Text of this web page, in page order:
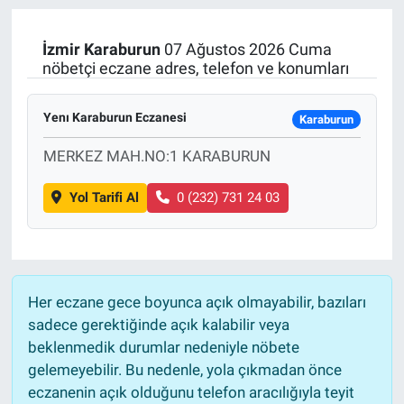
İzmir Karaburun07 Ağustos 2026 Cuma
nöbetçi eczane adres, telefon ve konumları
Yenı Karaburun Eczanesi Karaburun
MERKEZ MAH.NO:1 KARABURUN
Yol Tarifi Al 0 (232) 731 24 03
Her eczane gece boyunca açık olmayabilir, bazıları
sadece gerektiğinde açık kalabilir veya
beklenmedik durumlar nedeniyle nöbete
gelemeyebilir. Bu nedenle, yola çıkmadan önce
eczanenin açık olduğunu telefon aracılığıyla teyit
Resmi İlanlar
Sağlık
Spor